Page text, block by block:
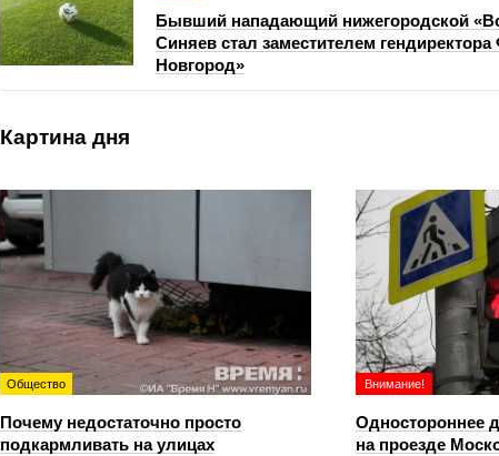
Бывший нападающий нижегородской
Синяев стал заместителем
Новгород»
Картина дня
Общество
Почему недостаточно просто
подкармливать на улицах
Внимание!
Одностороннее
на проезде